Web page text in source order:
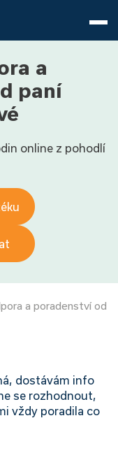
a
paní
online z pohodlí
a poradenství od
dostávám info
se rozhodnout,
vždy poradila co